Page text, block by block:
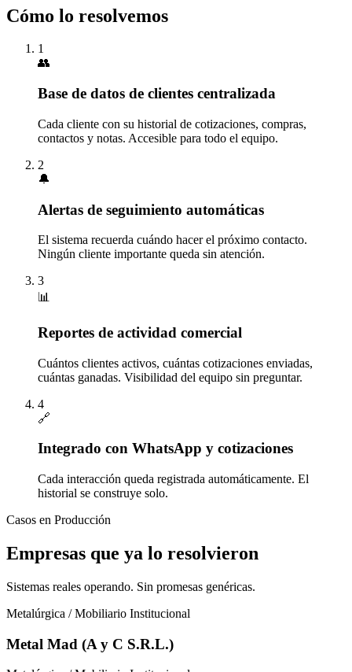
Cómo lo resolvemos
1
👥
Base de datos de clientes centralizada
Cada cliente con su historial de cotizaciones, compras,
contactos y notas. Accesible para todo el equipo.
2
🔔
Alertas de seguimiento automáticas
El sistema recuerda cuándo hacer el próximo contacto.
Ningún cliente importante queda sin atención.
3
📊
Reportes de actividad comercial
Cuántos clientes activos, cuántas cotizaciones enviadas,
cuántas ganadas. Visibilidad del equipo sin preguntar.
4
🔗
Integrado con WhatsApp y cotizaciones
Cada interacción queda registrada automáticamente. El
historial se construye solo.
Casos en Producción
Empresas que ya lo resolvieron
Sistemas reales operando. Sin promesas genéricas.
Metalúrgica / Mobiliario Institucional
Metal Mad (A y C S.R.L.)